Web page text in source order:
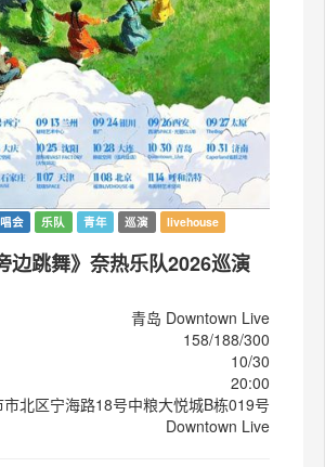
会 乐队 青年 巡演 livehouse
边跳舞》奈热乐队2026巡演
青岛 Downtown Live
158/188/300
10/30
20:00
北区宁海路18号中粮大悦城B栋019号
Downtown Live